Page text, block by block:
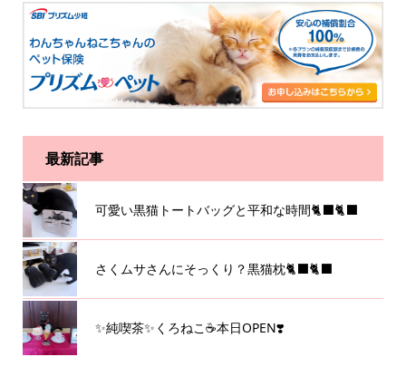
最新記事
可愛い黒猫トートバッグと平和な時間🐈‍⬛🐈‍⬛
さくムサさんにそっくり？黒猫枕🐈‍⬛🐈‍⬛
✨純喫茶✨くろねこ☕️本日OPEN❣️